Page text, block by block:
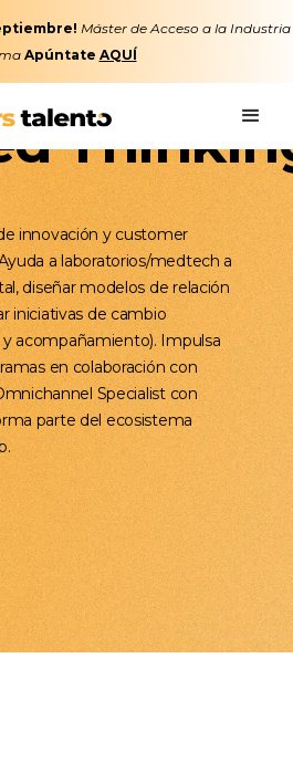
Máster de Acceso a la Industria
Apúntate AQUÍ
innovación y customer
a laboratorios/medtech a
diseñar modelos de relación
iniciativas de cambio
acompañamiento). Impulsa
en colaboración con
Specialist con
parte del ecosistema